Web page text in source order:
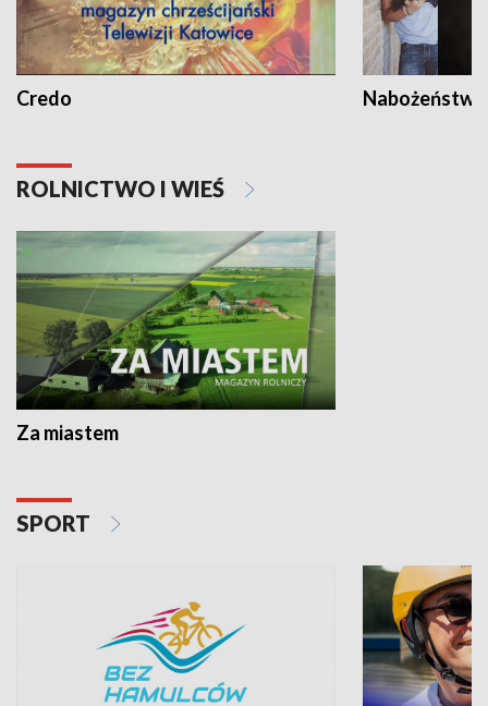
Credo
ROLNICTWO I WIEŚ
Za miastem
SPORT